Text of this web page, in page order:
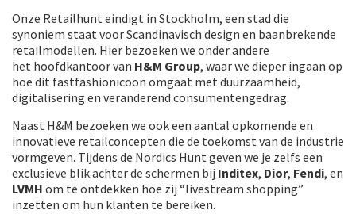
Onze Retailhunt eindigt in Stockholm, een stad die
synoniem staat voor Scandinavisch design en baanbrekende
retailmodellen. Hier bezoeken we onder andere
het hoofdkantoor van H&M Group, waar we dieper ingaan op
hoe dit fastfashionicoon omgaat met duurzaamheid,
digitalisering en veranderend consumentengedrag.
Naast H&M bezoeken we ook een aantal opkomende en
innovatieve retailconcepten die de toekomst van de industrie
vormgeven. Tijdens de Nordics Hunt geven we je zelfs een
exclusieve blik achter de schermen bij Inditex, Dior, Fendi, en
LVMH om te ontdekken hoe zij “livestream shopping”
inzetten om hun klanten te bereiken.